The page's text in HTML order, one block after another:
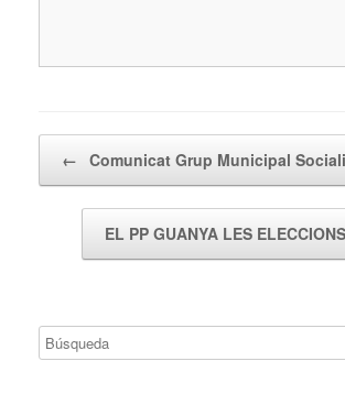
← Comunicat Grup Municipal
EL PP GUANYA LES